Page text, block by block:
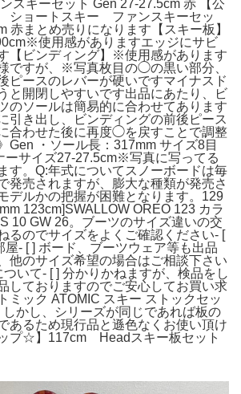
スキーセット Gen 27-27.5cm 赤 【公
ショートスキー ファンスキーセッ
赤まとめ売りになります【スキー板】
使用感がありますエッジにサビ
【ビンディング】※使用感があります
ですが、※写真枚目の◯の黒い部分、
ピースのレバーが硬いですマイナスド
と開閉しやすいです出品にあたり、ビ
のソールは簡易的に合わせてあります
引き出し、ビンディングの前後ピース
合わせた後に再度◯を戻すことで調整
Gen ・ソール長：317mm サイズ8目
ーサイズ27-27.5cm※写真に写ってる
す。Q:年式についてスノーボードは毎
発売されますが、膨大な種類が発売さ
デルかの把握が困難となります。129
123cm]SWALLOW OREO 123 カラ
10 GW 26。ブーツのサイズ違いの交
るのでサイズをよくご確認ください- [
屋- [ ] ボード、ブーツウェア等も出品
他のサイズ希望の場合はご相談下さい
いて- [ ] 分かりかねますが、検品をし
しておりますのでご安心してお買い求
ミック ATOMIC スキー ストックセッ
しかし、シリーズが同じであれば板の
あるため現行品と遜色なくお使い頂け
プ☆】117cm Headスキー板セット